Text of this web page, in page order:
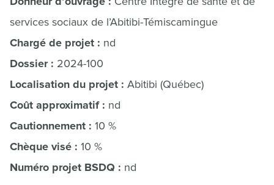
services sociaux de l’Abitibi-Témiscamingue
Chargé de projet : nd
Dossier : 2024-100
Localisation du projet : Abitibi (Québec)
Coût approximatif : nd
Cautionnement : 10 %
Chèque visé : 10 %
Numéro projet BSDQ : nd